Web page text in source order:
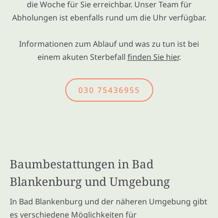
die Woche für Sie erreichbar. Unser Team für
Abholungen ist ebenfalls rund um die Uhr verfügbar.
Informationen zum Ablauf und was zu tun ist bei
einem akuten Sterbefall finden Sie hier.
030 75436955
Baumbestattungen in Bad
Blankenburg und Umgebung
In Bad Blankenburg und der näheren Umgebung gibt
es verschiedene Möglichkeiten für